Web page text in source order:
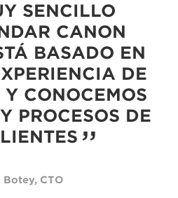
SENCILLO
CANON
BASADO EN
DE
CONOCEMOS
PROCESOS DE
Botey, CTO